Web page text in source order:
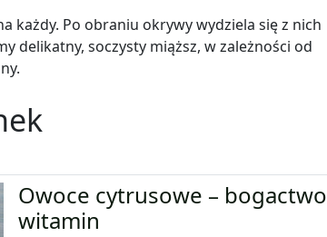
każdy. Po obraniu okrywy wydziela się z nich
delikatny, soczysty miąższ, w zależności od
Owoce cytrusowe – bogactwo
witamin